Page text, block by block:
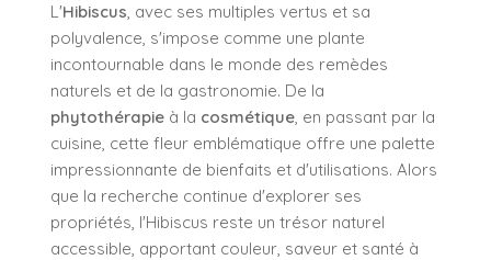
L'Hibiscus, avec ses multiples vertus et sa
polyvalence, s'impose comme une plante
incontournable dans le monde des remèdes
naturels et de la gastronomie. De la
phytothérapie à la cosmétique, en passant par la
cuisine, cette fleur emblématique offre une palette
impressionnante de bienfaits et d'utilisations. Alors
que la recherche continue d'explorer ses
propriétés, l'Hibiscus reste un trésor naturel
accessible, apportant couleur, saveur et santé à